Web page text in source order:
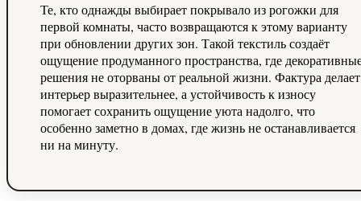
Те, кто однажды выбирает покрывало из рогожки для
первой комнаты, часто возвращаются к этому варианту
при обновлении других зон. Такой текстиль создаёт
ощущение продуманного пространства, где
решения не оторваны от реальной жизни. Фактура делает
интерьер выразительнее, а устойчивость к износу
помогает сохранить ощущение уюта надолго, что
особенно заметно в домах, где жизнь не останавливается
ни на минуту.